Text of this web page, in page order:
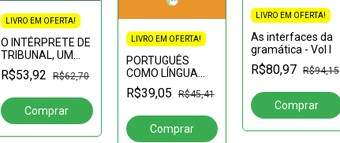
LIVRO EM OFERTA!
O INTÉRPRETE DE
TRIBUNAL, UM
MERO
INTÉRPRETE?
R$53,92 R$62,70
LIVRO EM OFERTA!
PORTUGUÊS
COMO LÍNGUA
ESTRANGEIRA:habilidades
orais,
linguísticos,
multiletramento e
R$39,05 R$45,41
LIVRO EM OFERTA!
As interfaces da
gramática - Vol I
R$80,97 R$94,15